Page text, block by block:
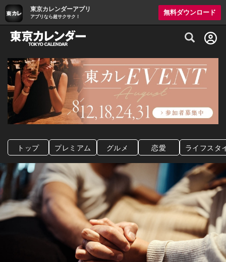
東京カレンダーアプリ
アプリなら超サクサク！
無料ダウンロード
グルメ情報・プレミアムレストラン予約
トップ プレミアム グルメ 恋愛 ライフスタ